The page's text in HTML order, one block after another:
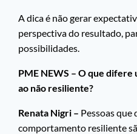
A dica é não gerar
perspectiva do resultado,
possibilidades.
PME NEWS – O que
ao não resiliente?
Renata Nigri – Pessoas
comportamento resiliente